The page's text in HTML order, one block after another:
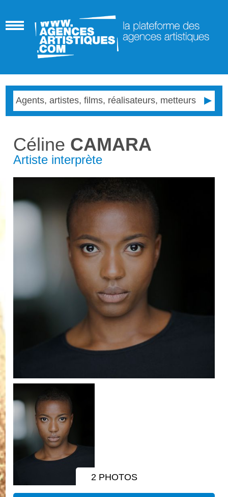
Céline CAMARA
Artiste interprète
2 PHOTOS